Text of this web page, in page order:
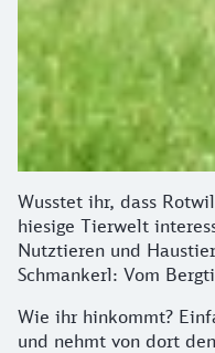
Wusstet ihr, dass
hiesige Tierwelt
Nutztieren und
Schmankerl: Vom
Wie ihr hinkommt?
und nehmt von dort